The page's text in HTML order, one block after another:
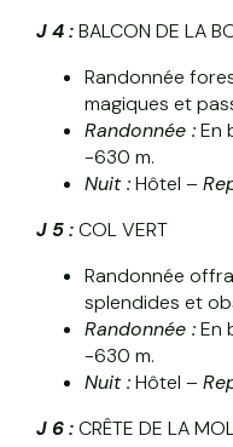
J 4 :BALCON DE LA
Randonnée
magiques et
Randonnée :En
-630 m.
Nuit :Hôtel –
J 5 :COL VERT
Randonnée
splendides et
Randonnée :En
-630 m.
Nuit :Hôtel –
J 6 :CRÊTE DE LA